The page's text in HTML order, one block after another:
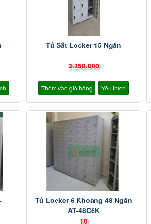
Tủ Sắt Locker 15 Ngăn
3.250.000
Thêm vào giỏ hàng Yêu thích
Tủ Locker 6 Khoang 48 Ngăn
AT-48C6K
10